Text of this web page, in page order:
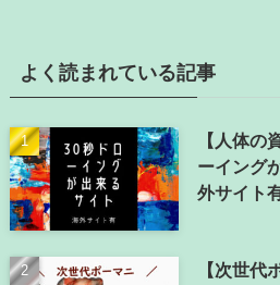
よく読まれている記事
【人体の
ーイング
外サイト有
【次世